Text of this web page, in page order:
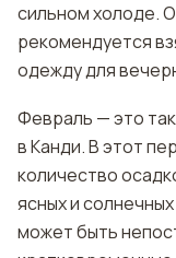
сильном холоде.
рекомендуется
одежду для
Февраль — это
в Канди. В этот
количество
ясных и
может быть